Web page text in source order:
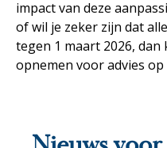
impact van deze
of wil je zeker zijn dat
tegen 1 maart 2026, dan
opnemen voor advies op